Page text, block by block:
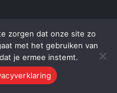
zorgen dat onze site zo
met het gebruiken van
je ermee instemt.